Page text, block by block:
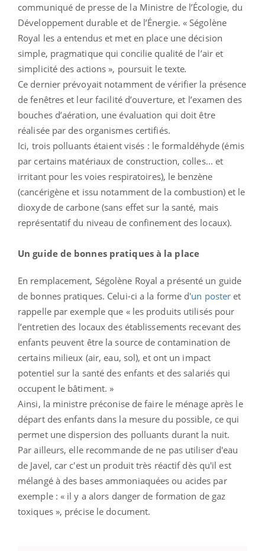
communiqué de presse de la Ministre de l’Écologie, du
Développement durable et de l’Énergie. « Ségolène
Royal les a entendus et met en place une décision
simple, pragmatique qui concilie qualité de l’air et
simplicité des actions », poursuit le texte.
Ce dernier prévoyait notamment de vérifier la présence
de fenêtres et leur facilité d’ouverture, et l’examen des
bouches d’aération, une évaluation qui doit être
réalisée par des organismes certifiés.
Ici, trois polluants étaient visés : le formaldéhyde (émis
par certains matériaux de construction, colles... et
irritant pour les voies respiratoires), le benzène
(cancérigène et issu notamment de la combustion) et le
dioxyde de carbone (sans effet sur la santé, mais
représentatif du niveau de confinement des locaux).
Un guide de bonnes pratiques à la place
En remplacement, Ségolène Royal a présenté un guide
de bonnes pratiques. Celui-ci a la forme d'un poster et
rappelle par exemple que « les produits utilisés pour
l’entretien des locaux des établissements recevant des
enfants peuvent être la source de contamination de
certains milieux (air, eau, sol), et ont un impact
potentiel sur la santé des enfants et des salariés qui
occupent le bâtiment. »
Ainsi, la ministre préconise de faire le ménage après le
départ des enfants dans la mesure du possible, ce qui
permet une dispersion des polluants durant la nuit.
Par ailleurs, elle recommande de ne pas utiliser d'eau
de Javel, car c'est un produit très réactif dès qu'il est
mélangé à des bases ammoniaquées ou acides par
exemple : « il y a alors danger de formation de gaz
toxiques », précise le document.